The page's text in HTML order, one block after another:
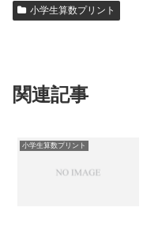
小学生算数プリント
関連記事
小学生算数プリント